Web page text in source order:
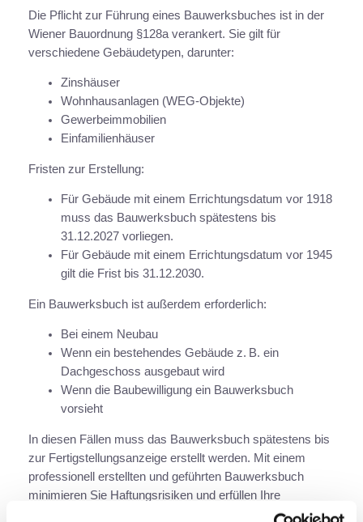
Die Pflicht zur Führung eines Bauwerksbuches ist in der
Wiener Bauordnung §128a verankert. Sie gilt für
verschiedene Gebäudetypen, darunter:
Zinshäuser
Wohnhausanlagen (WEG-Objekte)
Gewerbeimmobilien
Einfamilienhäuser
Fristen zur Erstellung:
Für Gebäude mit einem Errichtungsdatum vor 1918
muss das Bauwerksbuch spätestens bis
31.12.2027 vorliegen.
Für Gebäude mit einem Errichtungsdatum vor 1945
gilt die Frist bis 31.12.2030.
Ein Bauwerksbuch ist außerdem erforderlich:
Bei einem Neubau
Wenn ein bestehendes Gebäude z. B. ein
Dachgeschoss ausgebaut wird
Wenn die Baubewilligung ein Bauwerksbuch
vorsieht
In diesen Fällen muss das Bauwerksbuch spätestens bis
zur Fertigstellungsanzeige erstellt werden. Mit einem
professionell erstellten und geführten Bauwerksbuch
minimieren Sie Haftungsrisiken und erfüllen Ihre